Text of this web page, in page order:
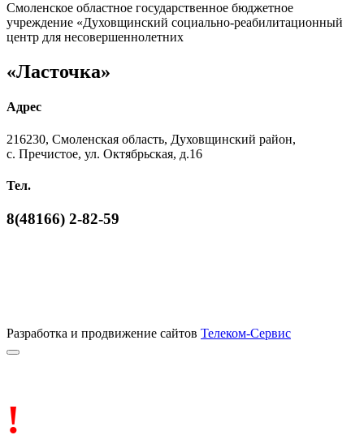
Смоленское областное государственное бюджетное
учреждение «Духовщинский социально-реабилитационный
центр для несовершеннолетних
«Ласточка»
Адрес
216230, Смоленская область, Духовщинский район,
с. Пречистое, ул. Октябрьская, д.16
Тел.
8(48166) 2-82-59
Разработка и продвижение сайтов Телеком-Сервис
!